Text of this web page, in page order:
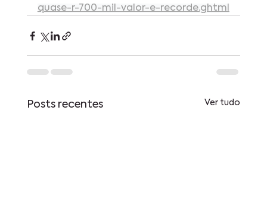
quase-r-700-mil-valor-e-recorde.ghtml
Posts recentes Ver tudo